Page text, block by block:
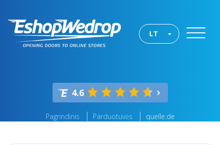
LT
4.6
Pagrindinis Parduotuvės quelle.de